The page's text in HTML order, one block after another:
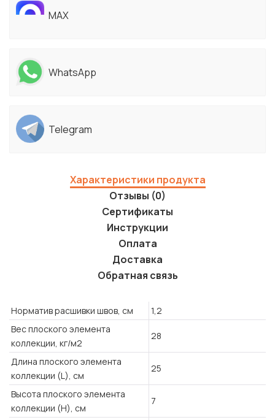
MAX
WhatsApp
Telegram
Характеристики продукта
Отзывы (0)
Сертификаты
Инструкции
Оплата
Доставка
Обратная связь
Норматив расшивки швов, см
1,2
Вес плоского элемента
коллекции, кг/м2
28
Длина плоского элемента
коллекции (L), см
25
Высота плоского элемента
коллекции (H), см
7